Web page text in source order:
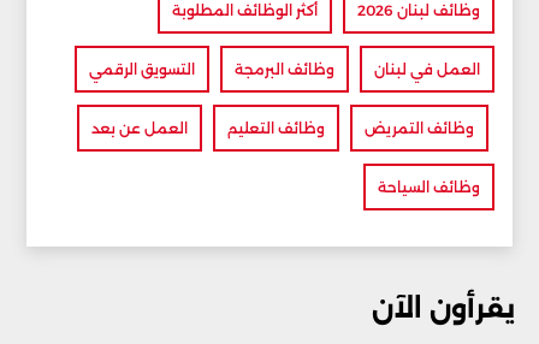
وظائف لبنان 2026 أكثر الوظائف المطلوبة
العمل في لبنان وظائف البرمجة التسويق الرقمي
وظائف التمريض وظائف التعليم العمل عن بعد
وظائف السياحة
يقرأون الآن